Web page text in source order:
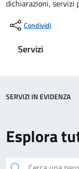
dichiarazioni, servizi
Condividi
Servizi
Esplora
SERVIZI IN EVIDENZA